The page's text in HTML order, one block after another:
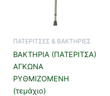
ΠΑΤΕΡΙΤΣΕΣ & ΒΑΚΤΗΡΙΕΣ
ΒΑΚΤΗΡΙΑ (ΠΑΤΕΡΙΤΣΑ)
ΑΓΚΩΝΑ
ΡΥΘΜΙΖΟΜΕΝΗ
(τεμάχιο)